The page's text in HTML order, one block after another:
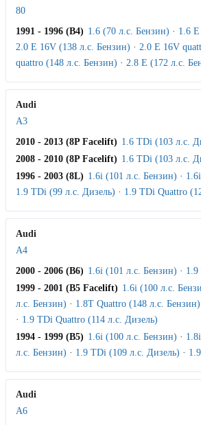
80
1991 - 1996 (B4) 1.6 (70 л.с. Бензин) · 1.6
2.0 E 16V (138 л.с. Бензин) · 2.0 E 16V
quattro (148 л.с. Бензин) · 2.8 E (172 л.с.
Audi
A3
2010 - 2013 (8P Facelift) 1.6 TDi (103 л.с.
2008 - 2010 (8P Facelift) 1.6 TDi (103 л.с.
1996 - 2003 (8L) 1.6i (101 л.с. Бензин) ·
1.9 TDi (99 л.с. Дизель) · 1.9 TDi Quattro
Audi
A4
2000 - 2006 (B6) 1.6i (101 л.с. Бензин) · 1.9
1999 - 2001 (B5 Facelift) 1.6i (100 л.с.
л.с. Бензин) · 1.8T Quattro (148 л.с. Бензин)
· 1.9 TDi Quattro (114 л.с. Дизель)
1994 - 1999 (B5) 1.6i (100 л.с. Бензин) ·
л.с. Бензин) · 1.9 TDi (109 л.с. Дизель) ·
Audi
A6